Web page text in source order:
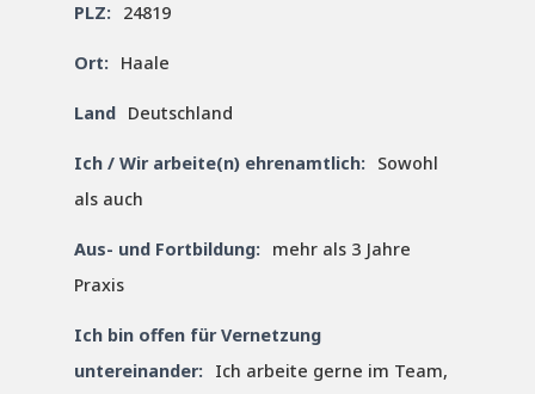
PLZ:
24819
Ort: Haale
Land Deutschland
Ich / Wir arbeite(n) ehrenamtlich:
Sowohl
als auch
Aus- und Fortbildung:
mehr als 3 Jahre
Praxis
Ich bin offen für Vernetzung
untereinander:
Ich arbeite gerne im Team,